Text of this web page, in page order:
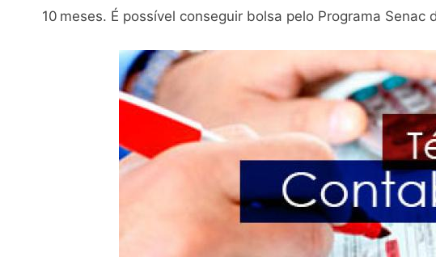
10 meses. É possível conseguir bolsa pelo Programa